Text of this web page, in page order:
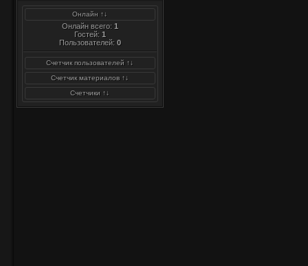
Онлайн ↑↓
Онлайн всего: 1
Гостей: 1
Пользователей: 0
Счетчик пользователей ↑↓
Счетчик материалов ↑↓
Счетчики ↑↓